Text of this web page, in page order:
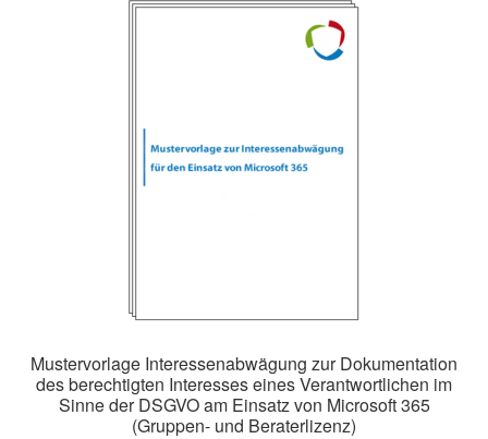
Mustervorlage Interessenabwägung zur Dokumentation
des berechtigten Interesses eines Verantwortlichen im
Sinne der DSGVO am Einsatz von Microsoft 365
(Gruppen- und Beraterlizenz)